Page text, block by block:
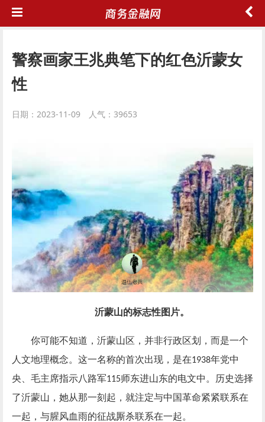
警察画家王兆典笔下的红色沂蒙女
性
日期：2023-11-09 人气：39653
沂蒙山的标志性图片。
你可能不知道，沂蒙山区，并非行政区划，而是一个
人文地理概念。这一名称的首次出现，是在1938年党中
央、毛主席指示八路军115师东进山东的电文中。历史选择
了沂蒙山，她从那一刻起，就注定与中国革命紧紧联系在
一起，与腥风血雨的征战厮杀联系在一起。